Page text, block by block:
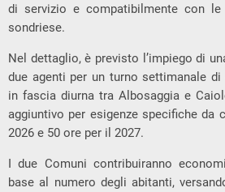
di servizio e compatibilmente con le
sondriese.
Nel dettaglio, è previsto l’impiego di
due agenti per un turno settimanale
in fascia diurna tra Albosaggia e
aggiuntivo per esigenze specifiche da
2026 e 50 ore per il 2027.
I due Comuni contribuiranno
base al numero degli abitanti,